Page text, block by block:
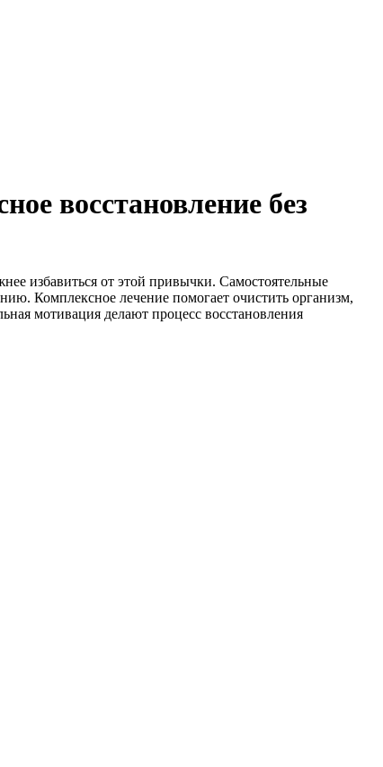
восстановление без
избавиться от этой привычки. Самостоятельные
Комплексное лечение помогает очистить организм,
мотивация делают процесс восстановления